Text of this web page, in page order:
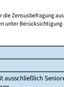
Zensusbefragung
unter Berücksichtigung
ausschließlich